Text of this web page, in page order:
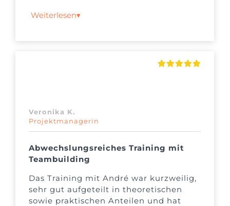
Weiterlesen▾
Veronika K.
Projektmanagerin
Abwechslungsreiches Training mit
Teambuilding
Das Training mit André war kurzweilig,
sehr gut aufgeteilt in theoretischen
sowie praktischen Anteilen und hat